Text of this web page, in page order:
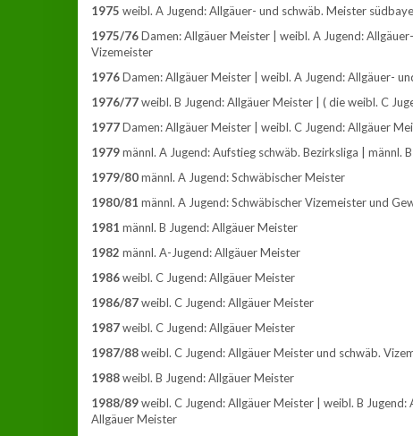
1975 weibl. A Jugend: Allgäuer- und schwäb. Meister
1975/76Damen: Allgäuer Meister | weibl. A Jugend:
Vizemeister
1976Damen: Allgäuer Meister | weibl. A Jugend: Allgäuer-
1976/77weibl. B Jugend: Allgäuer Meister | ( die weibl. C
1977Damen: Allgäuer Meister | weibl. C Jugend: Allgäuer
1979männl. A Jugend: Aufstieg schwäb. Bezirksliga | männl.
1979/80männl. A Jugend: Schwäbischer Meister
1980/81 männl. A Jugend: Schwäbischer Vizemeister und
1981 männl. B Jugend: Allgäuer Meister
1982 männl. A-Jugend: Allgäuer Meister
1986weibl. C Jugend: Allgäuer Meister
1986/87weibl. C Jugend: Allgäuer Meister
1987weibl. C Jugend: Allgäuer Meister
1987/88weibl. C Jugend: Allgäuer Meister und schwäb.
1988weibl. B Jugend: Allgäuer Meister
1988/89weibl. C Jugend: Allgäuer Meister | weibl. B
Allgäuer Meister